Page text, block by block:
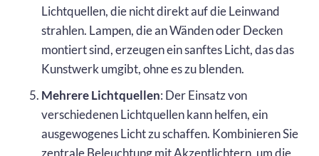
Lichtquellen, die nicht direkt auf die Leinwand
strahlen. Lampen, die an Wänden oder Decken
montiert sind, erzeugen ein sanftes Licht, das das
Kunstwerk umgibt, ohne es zu blenden.
Mehrere Lichtquellen: Der Einsatz von
verschiedenen Lichtquellen kann helfen, ein
ausgewogenes Licht zu schaffen. Kombinieren Sie
zentrale Beleuchtung mit Akzentlichtern, um die